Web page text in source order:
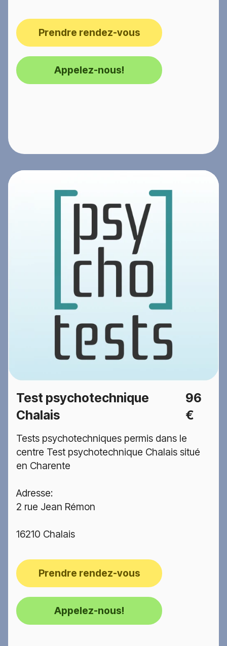
Prendre rendez-vous
Appelez-nous!
Test psychotechnique
Chalais
96
€
Tests psychotechniques permis dans le
centre Test psychotechnique Chalais situé
en Charente
Adresse:
2 rue Jean Rémon
16210 Chalais
Prendre rendez-vous
Appelez-nous!